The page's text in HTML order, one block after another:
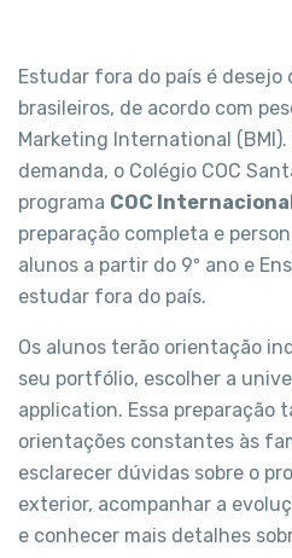
Estudar fora do país é desejo
brasileiros, de acordo com
Marketing International
demanda, o Colégio COC
programa COC
preparação completa e
alunos a partir do 9º ano e
estudar fora do país.
Os alunos terão orientação
seu portfólio, escolher a
application. Essa preparação
orientações constantes às
esclarecer dúvidas sobre o
exterior, acompanhar a
e conhecer mais detalhes